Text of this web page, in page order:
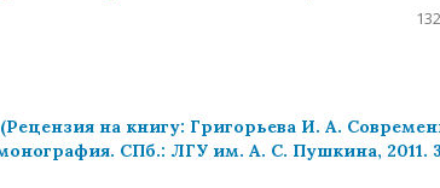
на книгу: Григорьева И. А.
СПб.: ЛГУ им. А. С. Пушкина, 2011.